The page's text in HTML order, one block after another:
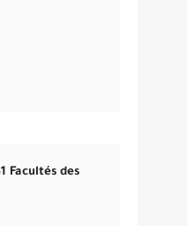
Facultés des